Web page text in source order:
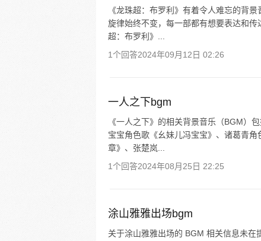
《龙珠超：布罗利》有着令人难忘的背
旋律始终不变，每一部都有想要表达和
超：布罗利》...
1个回答2024年09月12日 02:26
一人之下bgm
《一人之下》的相关背景音乐（BGM）
宝宝角色歌《幺妹儿冯宝宝》、诸葛青
章》、张楚岚...
1个回答2024年08月25日 22:25
涂山雅雅出场bgm
关于涂山雅雅出场的 BGM 相关信息未